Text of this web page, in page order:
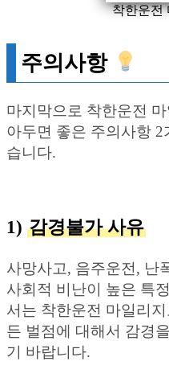
착한운전
주의사항
마지막으로 착한운전
아두면 좋은 주의사항
습니다.
1) 감경불가 사유
사망사고, 음주운전, 난
사회적 비난이 높은 특
서는 착한운전 마일리
든 벌점에 대해서 감경
기 바랍니다.